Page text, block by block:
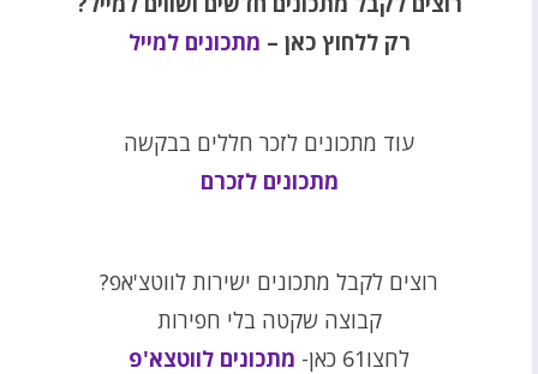
רק ללחוץ כאן – מתכונים למייל
עוד מתכונים לזכר חללים בבקשה
מתכונים לזכרם
רוצים לקבל מתכונים ישירות לווטצ'אפ?
קבוצה שקטה בלי חפירות
לחצו61 כאן-
מתכונים לווטצא'פ